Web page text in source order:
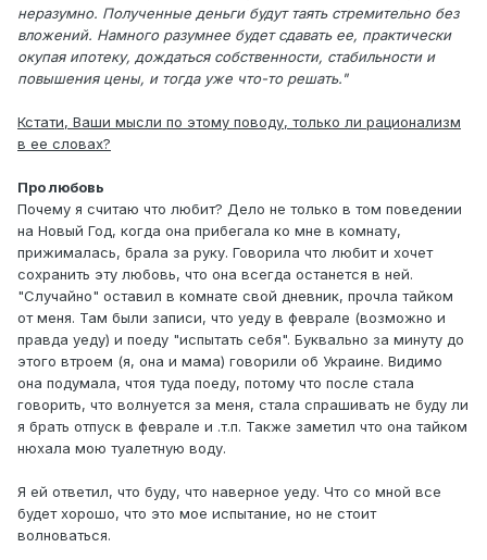
неразумно. Полученные деньги будут таять стремительно без
вложений. Намного разумнее будет сдавать ее, практически
окупая ипотеку, дождаться собственности, стабильности и
повышения цены, и тогда уже что-то решать."
Кстати, Ваши мысли по этому поводу, только ли рационализм
в ее словах?
Про любовь
Почему я считаю что любит? Дело не только в том поведении
на Новый Год, когда она прибегала ко мне в комнату,
прижималась, брала за руку. Говорила что любит и хочет
сохранить эту любовь, что она всегда останется в ней.
"Случайно" оставил в комнате свой дневник, прочла тайком
от меня. Там были записи, что уеду в феврале (возможно и
правда уеду) и поеду "испытать себя". Буквально за минуту до
этого втроем (я, она и мама) говорили об Украине. Видимо
она подумала, чтоя туда поеду, потому что после стала
говорить, что волнуется за меня, стала спрашивать не буду ли
я брать отпуск в феврале и .т.п. Также заметил что она тайком
нюхала мою туалетную воду.
Я ей ответил, что буду, что наверное уеду. Что со мной все
будет хорошо, что это мое испытание, но не стоит
волноваться.